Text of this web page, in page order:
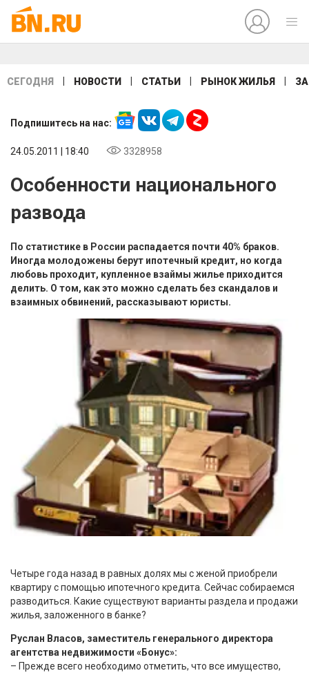
СЕГОДНЯ НОВОСТИ СТАТЬИ РЫНОК ЖИЛЬЯ
Подпишитесь на нас:
24.05.2011 | 18:40 3328958
Особенности национального
развода
По статистике в России распадается почти 40% браков.
Иногда молодожены берут ипотечный кредит, но когда
любовь проходит, купленное взаймы жилье приходится
делить. О том, как это можно сделать без скандалов и
взаимных обвинений, рассказывают юристы.
Четыре года назад в равных долях мы с женой приобрели
квартиру с помощью ипотечного кредита. Сейчас собираемся
разводиться. Какие существуют варианты раздела и продажи
жилья, заложенного в банке?
Руслан Власов, заместитель генерального директора
агентства недвижимости «Бонус»:
– Прежде всего необходимо отметить, что все имущество,